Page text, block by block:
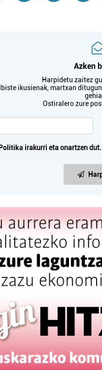
Azken
Harpidetu zaitez
ikusienak, martxan
Ostiralero zure
irakurri eta onartzen dut.
Osasungintza
JONE
Irun